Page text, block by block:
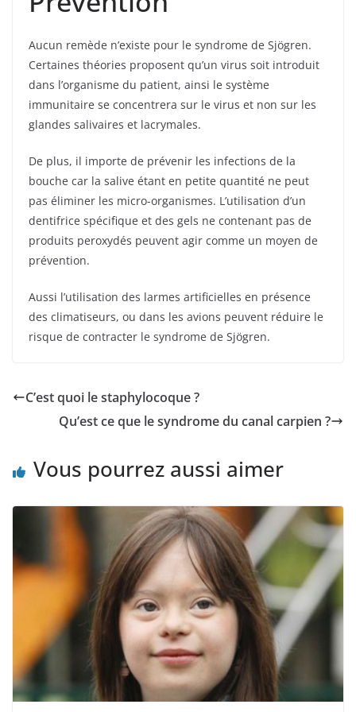
Aucun remède n’existe pour le syndrome de Sjögren.
Certaines théories proposent qu’un virus soit introduit
dans l’organisme du patient, ainsi le système
immunitaire se concentrera sur le virus et non sur les
glandes salivaires et lacrymales.
De plus, il importe de prévenir les infections de la
bouche car la salive étant en petite quantité ne peut
pas éliminer les micro-organismes. L’utilisation d’un
dentifrice spécifique et des gels ne contenant pas de
produits peroxydés peuvent agir comme un moyen de
prévention.
Aussi l’utilisation des larmes artificielles en présence
des climatiseurs, ou dans les avions peuvent réduire le
risque de contracter le syndrome de Sjögren.
C’est quoi le staphylocoque ?
Qu’est ce que le syndrome du canal carpien ?
Vous pourrez aussi aimer